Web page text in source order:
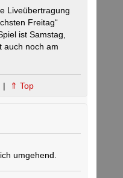
Liveübertragung
Freitag“
ist Samstag,
auch noch am
| ⇑ Top
umgehend.